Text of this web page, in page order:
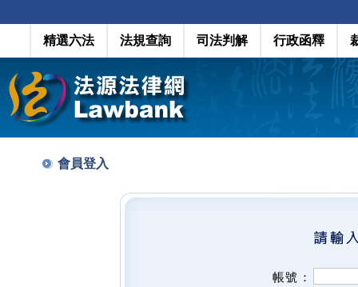
精選六法 法規查詢 司法判解 行政函釋
會員登入
帳號：